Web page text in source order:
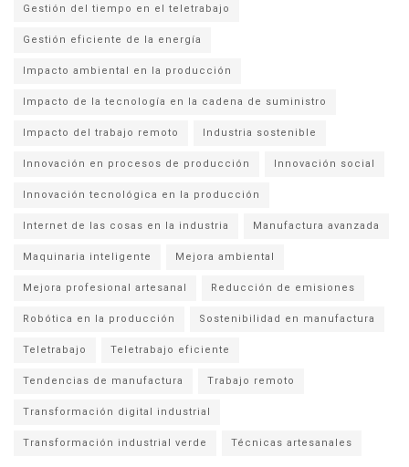
Gestión del tiempo en el teletrabajo
Gestión eficiente de la energía
Impacto ambiental en la producción
Impacto de la tecnología en la cadena de suministro
Impacto del trabajo remoto Industria sostenible
Innovación en procesos de producción Innovación social
Innovación tecnológica en la producción
Internet de las cosas en la industria Manufactura avanzada
Maquinaria inteligente Mejora ambiental
Mejora profesional artesanal Reducción de emisiones
Robótica en la producción Sostenibilidad en manufactura
Teletrabajo Teletrabajo eficiente
Tendencias de manufactura Trabajo remoto
Transformación digital industrial
Transformación industrial verde Técnicas artesanales